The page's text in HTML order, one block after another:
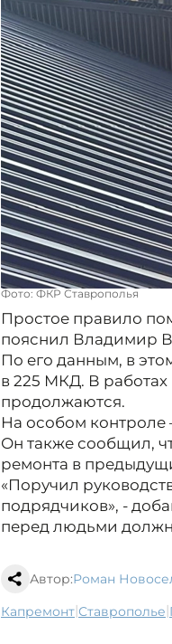
Фото: ФКР Ставрополья
Простое правило
пояснил Владимир
По его данным, в
в 225 МКД. В работах
продолжаются.
На особом
Он также сообщил,
ремонта в
«Поручил
подрядчиков», -
перед людьми
Автор:Роман
капремонт| Ставрополье|